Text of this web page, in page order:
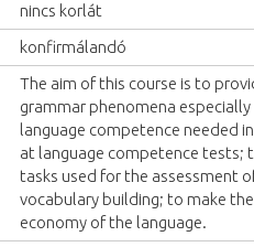
nincs korlát
konfirmálandó
The aim of this course is to
grammar phenomena
language competence needed
at language competence tests;
tasks used for the assessment
vocabulary building; to make
economy of the language.